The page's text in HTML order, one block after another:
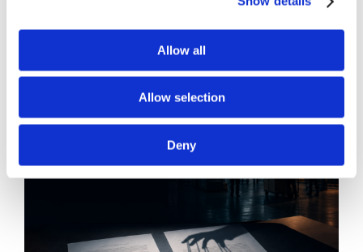
Allow all
Allow selection
Deny